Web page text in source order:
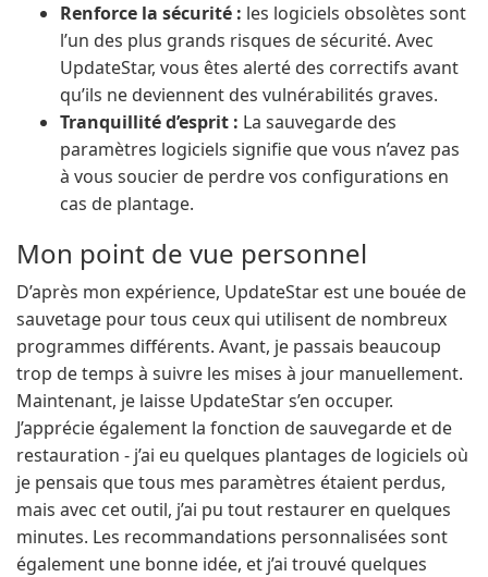
Renforce la sécurité : les logiciels obsolètes sont
l’un des plus grands risques de sécurité. Avec
UpdateStar, vous êtes alerté des correctifs avant
qu’ils ne deviennent des vulnérabilités graves.
Tranquillité d’esprit : La sauvegarde des
paramètres logiciels signifie que vous n’avez pas
à vous soucier de perdre vos configurations en
cas de plantage.
Mon point de vue personnel
D’après mon expérience, UpdateStar est une bouée de
sauvetage pour tous ceux qui utilisent de nombreux
programmes différents. Avant, je passais beaucoup
trop de temps à suivre les mises à jour manuellement.
Maintenant, je laisse UpdateStar s’en occuper.
J’apprécie également la fonction de sauvegarde et de
restauration - j’ai eu quelques plantages de logiciels où
je pensais que tous mes paramètres étaient perdus,
mais avec cet outil, j’ai pu tout restaurer en quelques
minutes. Les recommandations personnalisées sont
également une bonne idée, et j’ai trouvé quelques